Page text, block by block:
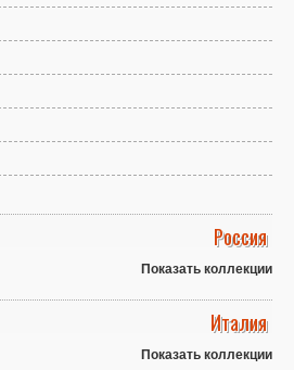
Россия
Показать коллекции
Италия
Показать коллекции